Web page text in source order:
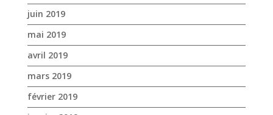
juin 2019
mai 2019
avril 2019
mars 2019
février 2019